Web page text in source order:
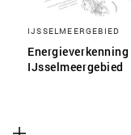
IJSSELMEERGEBIED
Energieverkenning
IJsselmeergebied